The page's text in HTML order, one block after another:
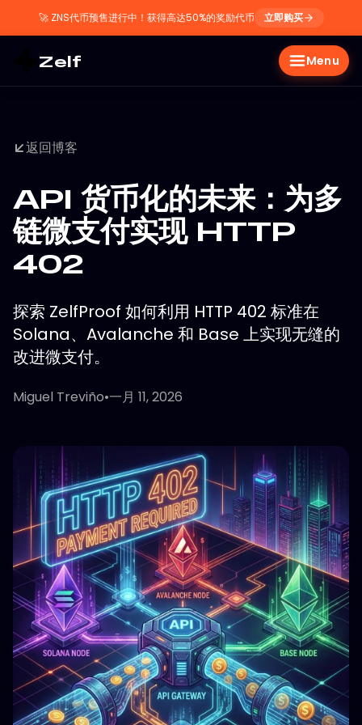
🚀 ZNS代币预售进行中！获得高达50%的奖励代币 立即购买
Zelf Menu
返回博客
API 货币化的未来：为多
链微支付实现 HTTP
402
探索 ZelfProof 如何利用 HTTP 402 标准在
Solana、Avalanche 和 Base 上实现无缝的
改进微支付。
Miguel Treviño•一月 11, 2026